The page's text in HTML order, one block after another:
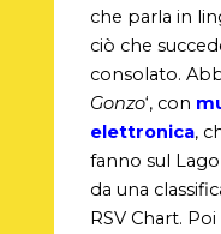
che parla in
ciò che
consolato.
Gonzo‘, con
elettronica,
fanno sul
da una
RSV Chart.